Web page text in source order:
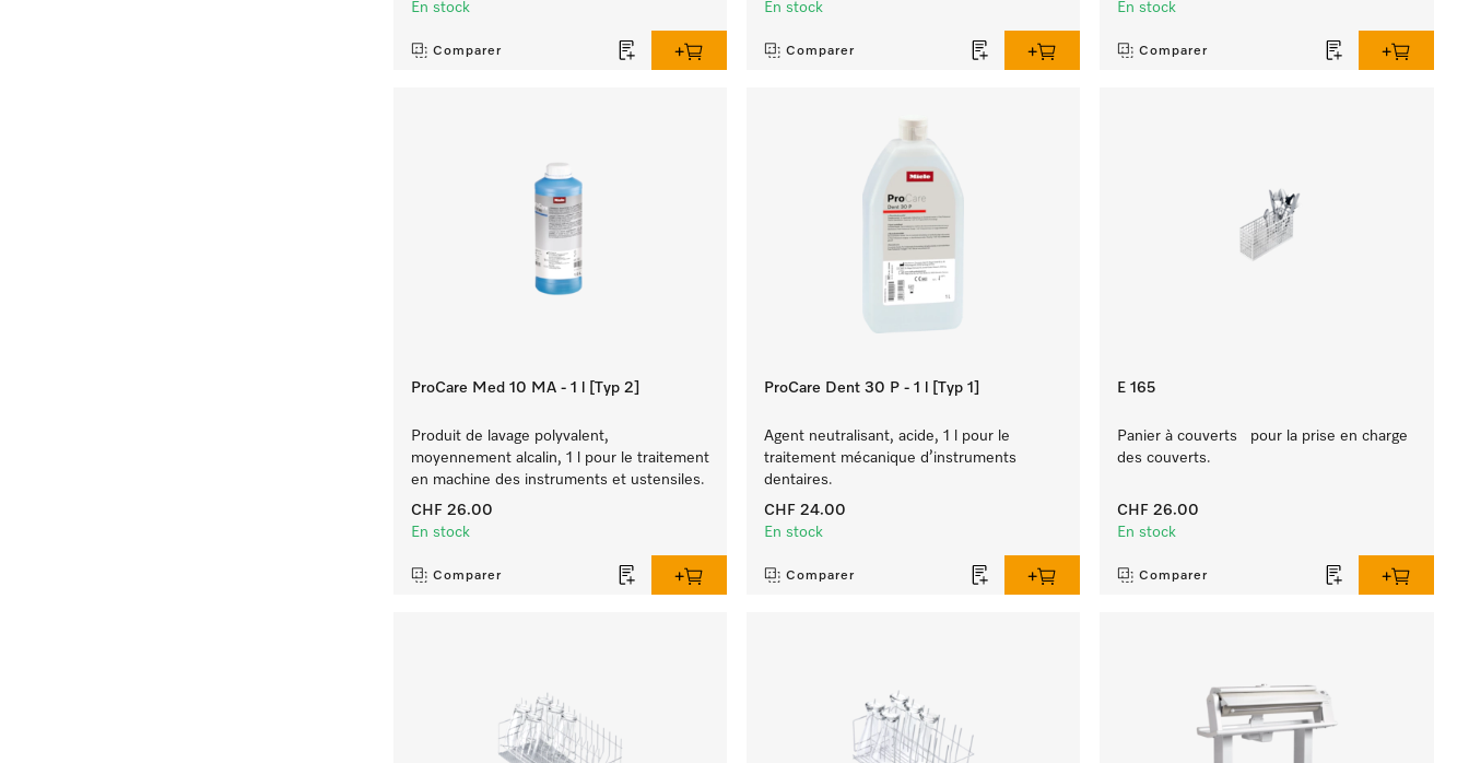
En stock
Comparer
En stock
Comparer
En stock
Comparer
ProCare Med 10 MA - 1 l [Typ 2]
Produit de lavage polyvalent,
moyennement alcalin, 1 l pour le traitement
en machine des instruments et ustensiles.
CHF 26.00
En stock
Comparer
ProCare Dent 30 P - 1 l [Typ 1]
Agent neutralisant, acide, 1 l pour le
traitement mécanique d’instruments
dentaires.
CHF 24.00
En stock
Comparer
E 165
Panier à couverts pour la prise en charge
des couverts.
CHF 26.00
En stock
Comparer